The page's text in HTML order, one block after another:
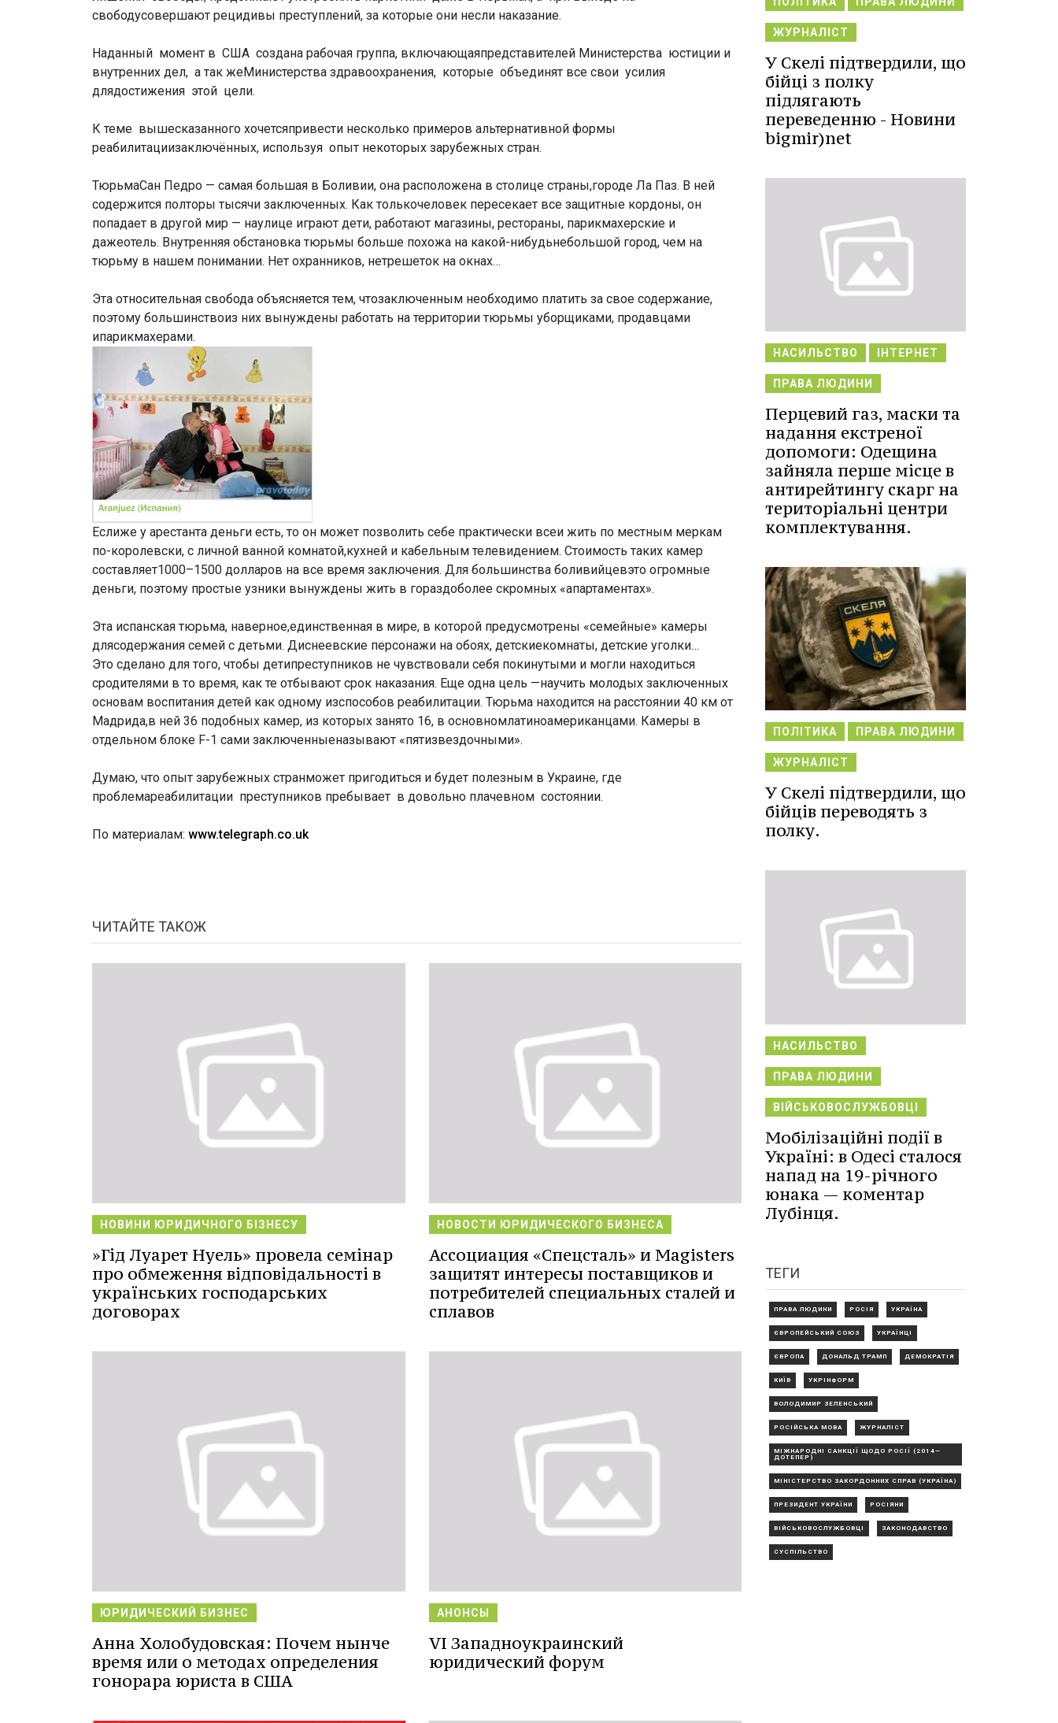
свободусовершают рецидивы преступлений, за которые они несли наказание.
Наданный момент в США создана рабочая группа, включающаяпредставителей Министерства юстиции и
внутренних дел, а так жеМинистерства здравоохранения, которые объединят все свои усилия
длядостижения этой цели.
К теме вышесказанного хочетсяпривести несколько примеров альтернативной формы
реабилитациизаключённых, используя опыт некоторых зарубежных стран.
ТюрьмаСан Педро — самая большая в Боливии, она расположена в столице страны,городе Ла Паз. В ней
содержится полторы тысячи заключенных. Как толькочеловек пересекает все защитные кордоны, он
попадает в другой мир — наулице играют дети, работают магазины, рестораны, парикмахерские и
дажеотель. Внутренняя обстановка тюрьмы больше похожа на какой-нибудьнебольшой город, чем на
тюрьму в нашем понимании. Нет охранников, нетрешеток на окнах…
Эта относительная свобода объясняется тем, чтозаключенным необходимо платить за свое содержание,
поэтому большинствоиз них вынуждены работать на территории тюрьмы уборщиками, продавцами
ипарикмахерами.
Еслиже у арестанта деньги есть, то он может позволить себе практически всеи жить по местным меркам
по-королевски, с личной ванной комнатой,кухней и кабельным телевидением. Стоимость таких камер
составляет1000–1500 долларов на все время заключения. Для большинства боливийцевэто огромные
деньги, поэтому простые узники вынуждены жить в гораздоболее скромных «апартаментах».
Эта испанская тюрьма, наверное,единственная в мире, в которой предусмотрены «семейные» камеры
длясодержания семей с детьми. Диснеевские персонажи на обоях, детскиекомнаты, детские уголки…
Это сделано для того, чтобы детипреступников не чувствовали себя покинутыми и могли находиться
сродителями в то время, как те отбывают срок наказания. Еще одна цель —научить молодых заключенных
основам воспитания детей как одному изспособов реабилитации. Тюрьма находится на расстоянии 40 км от
Мадрида,в ней 36 подобных камер, из которых занято 16, в основномлатиноамериканцами. Камеры в
отдельном блоке F-1 сами заключенныеназывают «пятизвездочными».
Думаю, что опыт зарубежных странможет пригодиться и будет полезным в Украине, где
проблемареабилитации преступников пребывает в довольно плачевном состоянии.
По материалам: www.telegraph.co.uk
ЧИТАЙТЕ ТАКОЖ
НОВИНИ ЮРИДИЧНОГО БІЗНЕСУ
»Гід Луарет Нуель» провела семінар
про обмеження відповідальності в
українських господарських
договорах
НОВОСТИ ЮРИДИЧЕСКОГО БИЗНЕСА
Ассоциация «Спецсталь» и Magisters
защитят интересы поставщиков и
потребителей специальных сталей и
сплавов
ЮРИДИЧЕСКИЙ БИЗНЕС
Анна Холобудовская: Почем нынче
время или о методах определения
гонорара юриста в США
АНОНСЫ
VІ Западноукраинский
юридический форум
ЖУРНАЛІСТ
У Скелі підтвердили, що
бійці з полку
підлягають
переведенню - Новини
bigmir)net
НАСИЛЬСТВО ІНТЕРНЕТ
ПРАВА ЛЮДИНИ
Перцевий газ, маски та
надання екстреної
допомоги: Одещина
зайняла перше місце в
антирейтингу скарг на
територіальні центри
комплектування.
ПОЛІТИКА ПРАВА ЛЮДИНИ
ЖУРНАЛІСТ
У Скелі підтвердили, що
бійців переводять з
полку.
НАСИЛЬСТВО
ПРАВА ЛЮДИНИ
ВІЙСЬКОВОСЛУЖБОВЦІ
Мобілізаційні події в
Україні: в Одесі сталося
напад на 19-річного
юнака — коментар
Лубінця.
ТЕГИ
ПРАВА ЛЮДИНИ РОСІЯ УКРАЇНА
ЄВРОПЕЙСЬКИЙ СОЮЗ УКРАЇНЦІ
ЄВРОПА ДОНАЛЬД ТРАМП ДЕМОКРАТІЯ
КИЇВ УКРІНФОРМ
ВОЛОДИМИР ЗЕЛЕНСЬКИЙ
РОСІЙСЬКА МОВА ЖУРНАЛІСТ
МІЖНАРОДНІ САНКЦІЇ ЩОДО РОСІЇ (2014—
ДОТЕПЕР)
МІНІСТЕРСТВО ЗАКОРДОННИХ СПРАВ (УКРАЇНА)
ПРЕЗИДЕНТ УКРАЇНИ РОСІЯНИ
ВІЙСЬКОВОСЛУЖБОВЦІ ЗАКОНОДАВСТВО
СУСПІЛЬСТВО